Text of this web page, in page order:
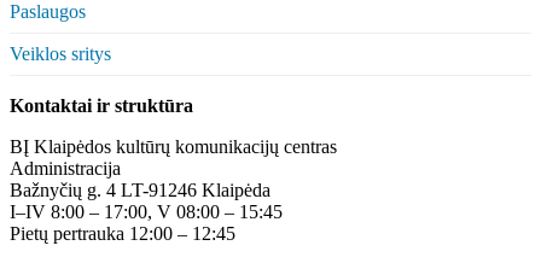
Paslaugos
Veiklos sritys
Kontaktai ir struktūra
BĮ Klaipėdos kultūrų komunikacijų centras
Administracija
Bažnyčių g. 4 LT-91246 Klaipėda
I–IV 8:00 – 17:00, V 08:00 – 15:45
Pietų pertrauka 12:00 – 12:45